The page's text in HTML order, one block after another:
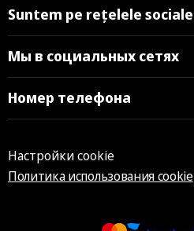
Suntem pe rețelele sociale
Мы в социальных сетях
Номер телефона
Настройки cookie
Политика использования cookie